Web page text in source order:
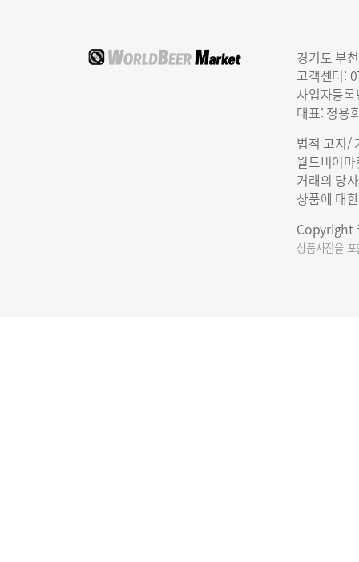
경기도 부
고객센터:
사업자등
대표: 정용
법적 고지/
월드비어
거래의 당
상품에 대
Copyright
상품사진을